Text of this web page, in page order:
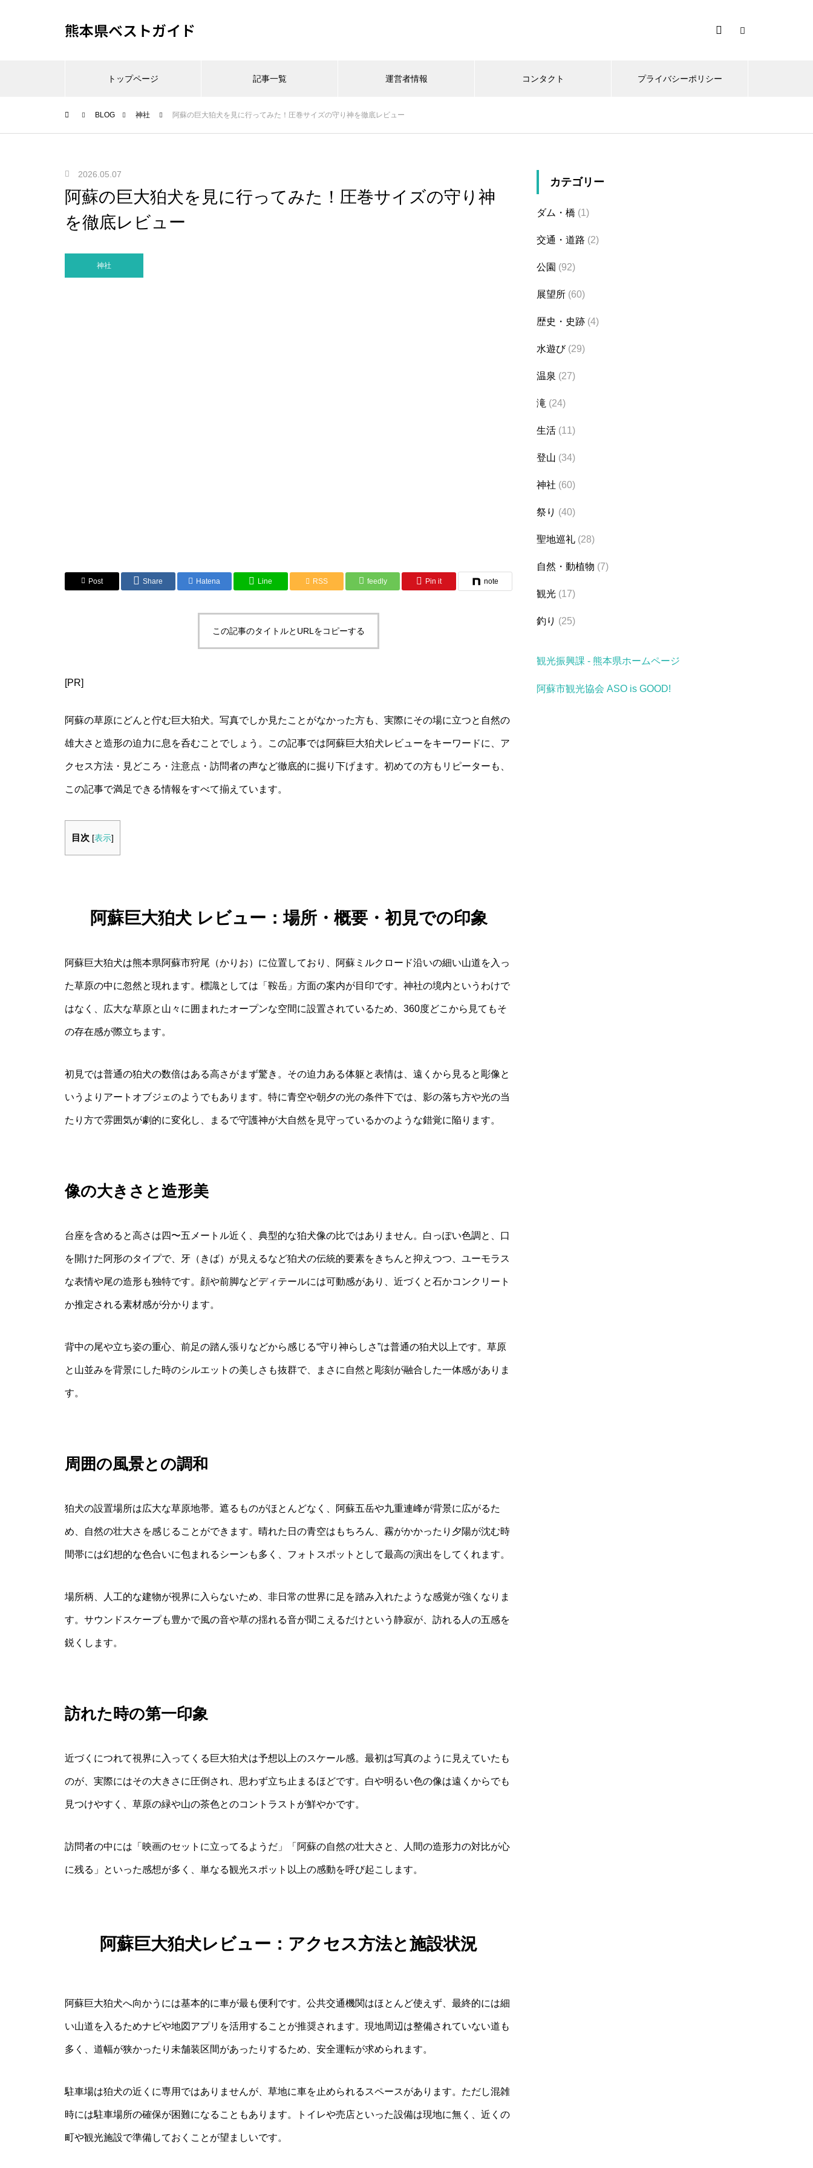
熊本県ベストガイド
トップページ 記事一覧 運営者情報 コンタクト プライバシーポリシー
BLOG 神社 阿蘇の巨大狛犬を見に行ってみた！圧巻サイズの守り神を徹底レビュー
2026.05.07
阿蘇の巨大狛犬を見に行ってみた！圧巻サイズの守り神
を徹底レビュー
神社
Post Share Hatena Line RSS feedly Pin it note
この記事のタイトルとURLをコピーする
[PR]
阿蘇の草原にどんと佇む巨大狛犬。写真でしか見たことがなかった方も、実際にその場に立つと自然の
雄大さと造形の迫力に息を呑むことでしょう。この記事では阿蘇巨大狛犬レビューをキーワードに、ア
クセス方法・見どころ・注意点・訪問者の声など徹底的に掘り下げます。初めての方もリピーターも、
この記事で満足できる情報をすべて揃えています。
目次 [表示]
阿蘇巨大狛犬 レビュー：場所・概要・初見での印象
阿蘇巨大狛犬は熊本県阿蘇市狩尾（かりお）に位置しており、阿蘇ミルクロード沿いの細い山道を入っ
た草原の中に忽然と現れます。標識としては「鞍岳」方面の案内が目印です。神社の境内というわけで
はなく、広大な草原と山々に囲まれたオープンな空間に設置されているため、360度どこから見てもそ
の存在感が際立ちます。
初見では普通の狛犬の数倍はある高さがまず驚き。その迫力ある体躯と表情は、遠くから見ると彫像と
いうよりアートオブジェのようでもあります。特に青空や朝夕の光の条件下では、影の落ち方や光の当
たり方で雰囲気が劇的に変化し、まるで守護神が大自然を見守っているかのような錯覚に陥ります。
像の大きさと造形美
台座を含めると高さは四〜五メートル近く、典型的な狛犬像の比ではありません。白っぽい色調と、口
を開けた阿形のタイプで、牙（きば）が見えるなど狛犬の伝統的要素をきちんと抑えつつ、ユーモラス
な表情や尾の造形も独特です。顔や前脚などディテールには可動感があり、近づくと石かコンクリート
か推定される素材感が分かります。
背中の尾や立ち姿の重心、前足の踏ん張りなどから感じる“守り神らしさ”は普通の狛犬以上です。草原
と山並みを背景にした時のシルエットの美しさも抜群で、まさに自然と彫刻が融合した一体感がありま
す。
周囲の風景との調和
狛犬の設置場所は広大な草原地帯。遮るものがほとんどなく、阿蘇五岳や九重連峰が背景に広がるた
め、自然の壮大さを感じることができます。晴れた日の青空はもちろん、霧がかかったり夕陽が沈む時
間帯には幻想的な色合いに包まれるシーンも多く、フォトスポットとして最高の演出をしてくれます。
場所柄、人工的な建物が視界に入らないため、非日常の世界に足を踏み入れたような感覚が強くなりま
す。サウンドスケープも豊かで風の音や草の揺れる音が聞こえるだけという静寂が、訪れる人の五感を
鋭くします。
訪れた時の第一印象
近づくにつれて視界に入ってくる巨大狛犬は予想以上のスケール感。最初は写真のように見えていたも
のが、実際にはその大きさに圧倒され、思わず立ち止まるほどです。白や明るい色の像は遠くからでも
見つけやすく、草原の緑や山の茶色とのコントラストが鮮やかです。
訪問者の中には「映画のセットに立ってるようだ」「阿蘇の自然の壮大さと、人間の造形力の対比が心
に残る」といった感想が多く、単なる観光スポット以上の感動を呼び起こします。
阿蘇巨大狛犬レビュー：アクセス方法と施設状況
阿蘇巨大狛犬へ向かうには基本的に車が最も便利です。公共交通機関はほとんど使えず、最終的には細
い山道を入るためナビや地図アプリを活用することが推奨されます。現地周辺は整備されていない道も
多く、道幅が狭かったり未舗装区間があったりするため、安全運転が求められます。
駐車場は狛犬の近くに専用ではありませんが、草地に車を止められるスペースがあります。ただし混雑
時には駐車場所の確保が困難になることもあります。トイレや売店といった設備は現地に無く、近くの
町や観光施設で準備しておくことが望ましいです。
カテゴリー
ダム・橋 (1)
交通・道路 (2)
公園 (92)
展望所 (60)
歴史・史跡 (4)
水遊び(29)
温泉 (27)
滝 (24)
生活 (11)
登山 (34)
神社 (60)
祭り (40)
聖地巡礼 (28)
自然・動植物 (7)
観光 (17)
釣り (25)
観光振興課 - 熊本県ホームページ
阿蘇市観光協会 ASO is GOOD!